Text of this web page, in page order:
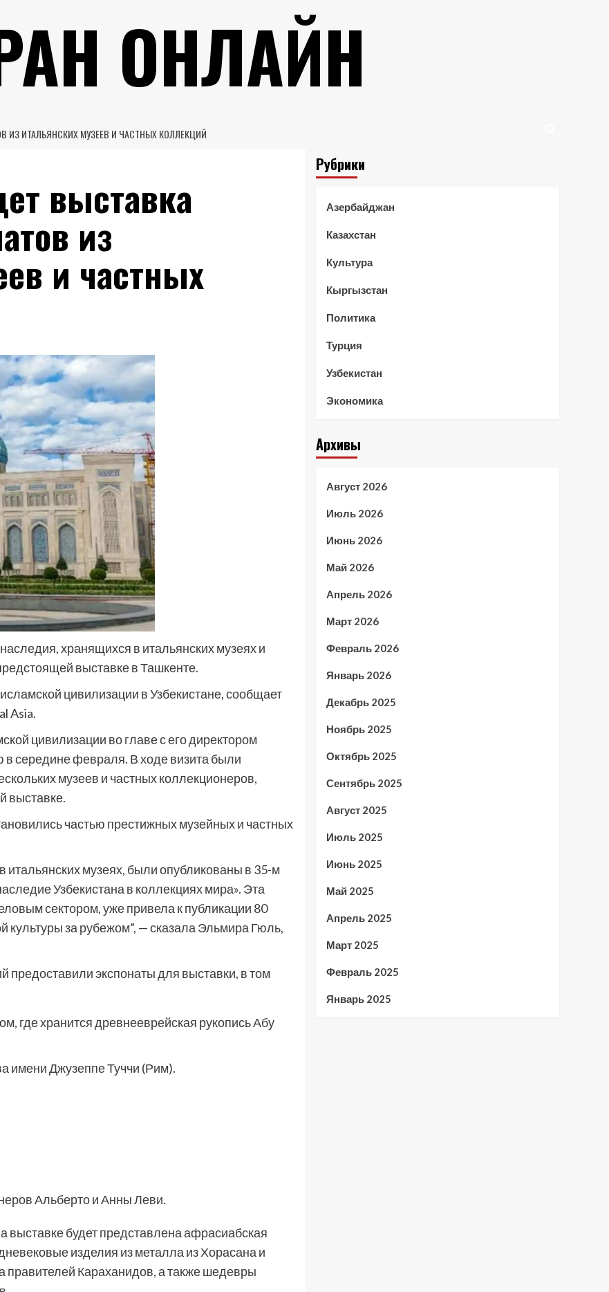
ОНЛАЙН
ИЗ ИТАЛЬЯНСКИХ МУЗЕЕВ И ЧАСТНЫХ КОЛЛЕКЦИЙ
выставка
из
и частных
хранящихся в итальянских музеях и
выставке в Ташкенте.
цивилизации в Узбекистане, сообщает
Asia.
цивилизации во главе с его директором
середине февраля. В ходе визита были
музеев и частных коллекционеров,
выставке.
частью престижных музейных и частных
итальянских музеях, были опубликованы в 35-м
Узбекистана в коллекциях мира». Эта
сектором, уже привела к публикации 80
культуры за рубежом”, — сказала Эльмира Гюль,
предоставили экспонаты для выставки, в том
где хранится древнееврейская рукопись Абу
имени Джузеппе Туччи (Рим).
Альберто и Анны Леви.
будет представлена афрасиабская
изделия из металла из Хорасана и
Караханидов, а также шедевры
Рубрики
Азербайджан
Казахстан
Культура
Кыргызстан
Политика
Турция
Узбекистан
Экономика
Архивы
Август 2026
Июль 2026
Июнь 2026
Май 2026
Апрель 2026
Март 2026
Февраль 2026
Январь 2026
Декабрь 2025
Ноябрь 2025
Октябрь 2025
Сентябрь 2025
Август 2025
Июль 2025
Июнь 2025
Май 2025
Апрель 2025
Март 2025
Февраль 2025
Январь 2025